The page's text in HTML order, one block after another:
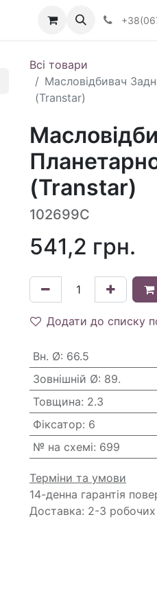
Всі товари
Масловідбивач
(Transtar)
(Transtar)
102699C
541,2 грн.
Додати до списку
Вн. Ø: 66.5
Зовнішній Ø: 89.
Товщина: 2.3
Фіксатор: 6
№ на схемі: 699
Терміни та умови
14-денна гарантія
Доставка: 2-3 робочих